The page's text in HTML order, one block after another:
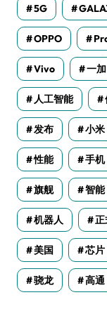
5G
OPPO
Vivo 一加
人工智能
发布 小米
性能 手机
旗舰 智能
机器人 正
美国 芯片
骁龙 高通